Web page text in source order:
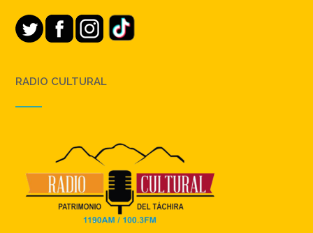
RADIO CULTURAL